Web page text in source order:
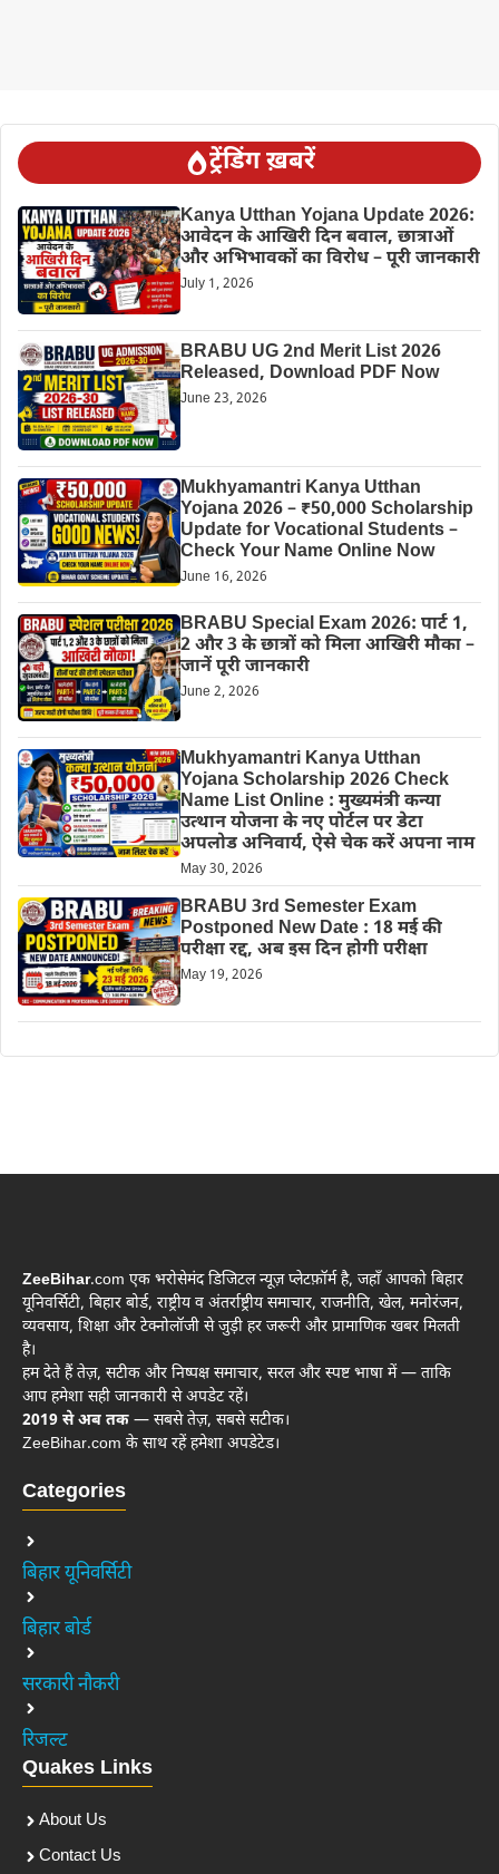
ट्रेंडिंग ख़बरें
Kanya Utthan Yojana Update 2026:
आवेदन के आखिरी दिन बवाल, छात्राओं
और अभिभावकों का विरोध – पूरी जानकारी
July 1, 2026
BRABU UG 2nd Merit List 2026
Released, Download PDF Now
June 23, 2026
Mukhyamantri Kanya Utthan
Yojana 2026 – ₹50,000 Scholarship
Update for Vocational Students –
Check Your Name Online Now
June 16, 2026
BRABU Special Exam 2026: पार्ट 1,
2 और 3 के छात्रों को मिला आखिरी मौका –
जानें पूरी जानकारी
June 2, 2026
Mukhyamantri Kanya Utthan
Yojana Scholarship 2026 Check
Name List Online : मुख्यमंत्री कन्या
उत्थान योजना के नए पोर्टल पर डेटा
अपलोड अनिवार्य, ऐसे चेक करें अपना नाम
May 30, 2026
BRABU 3rd Semester Exam
Postponed New Date : 18 मई की
परीक्षा रद्द, अब इस दिन होगी परीक्षा
May 19, 2026
ZeeBihar.com एक भरोसेमंद डिजिटल न्यूज़ प्लेटफ़ॉर्म है, जहाँ आपको बिहार
यूनिवर्सिटी, बिहार बोर्ड, राष्ट्रीय व अंतर्राष्ट्रीय समाचार, राजनीति, खेल, मनोरंजन,
व्यवसाय, शिक्षा और टेक्नोलॉजी से जुड़ी हर जरूरी और प्रामाणिक खबर मिलती
है।
हम देते हैं तेज़, सटीक और निष्पक्ष समाचार, सरल और स्पष्ट भाषा में — ताकि
आप हमेशा सही जानकारी से अपडेट रहें।
2019 से अब तक — सबसे तेज़, सबसे सटीक।
ZeeBihar.com के साथ रहें हमेशा अपडेटेड।
Categories
बिहार यूनिवर्सिटी
बिहार बोर्ड
सरकारी नौकरी
रिजल्ट
Quakes Links
About Us
Contact Us